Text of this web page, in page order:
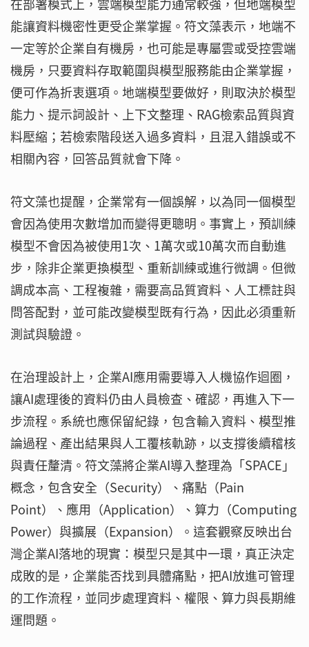
在部署模式上，雲端模型能力通常較強，但地端模型
能讓資料機密性更受企業掌握。符文藻表示，地端不
一定等於企業自有機房，也可能是專屬雲或受控雲端
機房，只要資料存取範圍與模型服務能由企業掌握，
便可作為折衷選項。地端模型要做好，則取決於模型
能力、提示詞設計、上下文整理、RAG檢索品質與資
料壓縮；若檢索階段送入過多資料，且混入錯誤或不
相關內容，回答品質就會下降。
符文藻也提醒，企業常有一個誤解，以為同一個模型
會因為使用次數增加而變得更聰明。事實上，預訓練
模型不會因為被使用1次、1萬次或10萬次而自動進
步，除非企業更換模型、重新訓練或進行微調。但微
調成本高、工程複雜，需要高品質資料、人工標註與
問答配對，並可能改變模型既有行為，因此必須重新
測試與驗證。
在治理設計上，企業AI應用需要導入人機協作迴圈，
讓AI處理後的資料仍由人員檢查、確認，再進入下一
步流程。系統也應保留紀錄，包含輸入資料、模型推
論過程、產出結果與人工覆核軌跡，以支撐後續稽核
與責任釐清。符文藻將企業AI導入整理為「SPACE」
概念，包含安全（Security）、痛點（Pain
Point）、應用（Application）、算力（Computing
Power）與擴展（Expansion）。這套觀察反映出台
灣企業AI落地的現實：模型只是其中一環，真正決定
成敗的是，企業能否找到具體痛點，把AI放進可管理
的工作流程，並同步處理資料、權限、算力與長期維
運問題。